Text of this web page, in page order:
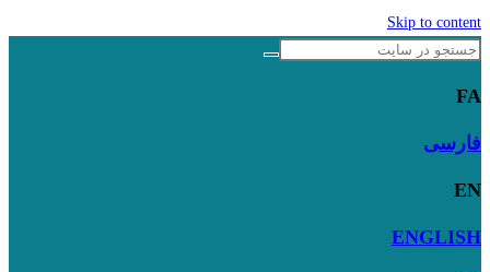
Skip to content
FA
فارسی
EN
ENGLISH